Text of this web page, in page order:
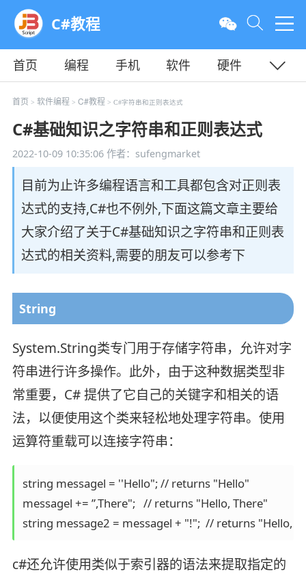
C#教程
首页 编程 手机 软件
硬件
教程
平面 服务器
首页 > 软件编程 > C#教程 > C#字符串和正则表达式
C#基础知识之字符串和正则表达式
2022-10-09 10:35:06作者：sufengmarket
目前为止许多编程语言和工具都包含对正则表
达式的支持,C#也不例外,下面这篇文章主要给
大家介绍了关于C#基础知识之字符串和正则表
达式的相关资料,需要的朋友可以参考下
String
System.String类专门用于存储字符串，允许对字
符串进行许多操作。此外，由于这种数据类型非
常重要，C# 提供了它自己的关键字和相关的语
法，以便使用这个类来轻松地处理字符串。使用
运算符重载可以连接字符串：
string messagel = ''Hello"; // returns "Hello"
messagel += ”,There";   // returns "Hello, There"
c#还允许使用类似于索引器的语法来提取指定的